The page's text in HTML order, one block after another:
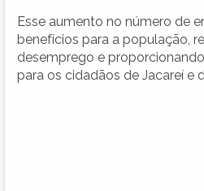
Esse aumento no número de
benefícios para a população,
desemprego e
para os cidadãos de Jacareí e